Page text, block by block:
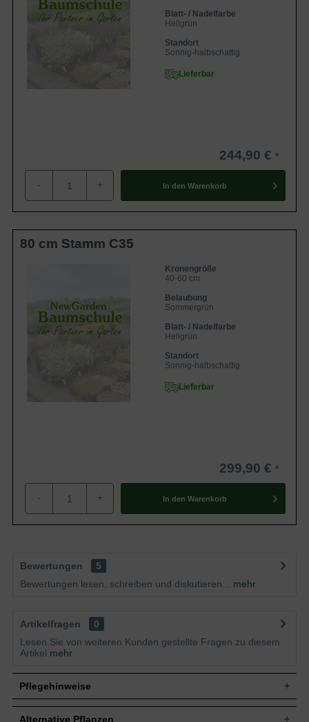
Blatt- / Nadelfarbe
Hellgrün
Standort
Sonnig-halbschattig
Lieferbar
244,90 €
- + In den Warenkorb
80 cm Stamm C35
Kronengröße
40-60 cm
Belaubung
Sommergrün
Blatt- / Nadelfarbe
Hellgrün
Standort
Sonnig-halbschattig
Lieferbar
299,90 €
- + In den Warenkorb
Bewertungen
5
Bewertungen lesen, schreiben und diskutieren...
mehr
Artikelfragen
0
Lesen Sie von weiteren Kunden gestellte Fragen zu diesem
Artikel mehr
Pflegehinweise
Alternative Pflanzen